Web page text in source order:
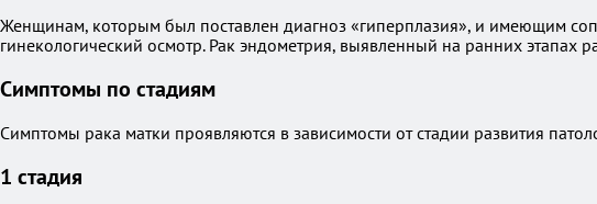
Женщинам, которым был поставлен диагноз «гиперплазия», и имеющим
гинекологический осмотр. Рак эндометрия, выявленный на ранних этапах
Симптомы по стадиям
Симптомы рака матки проявляются в зависимости от стадии развития
1 стадия